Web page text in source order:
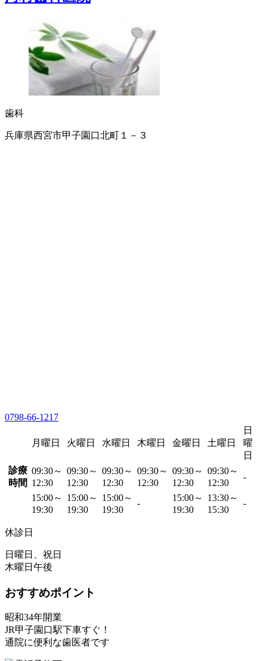
歯科
兵庫県西宮市甲子園口北町１－３
0798-66-1217
月曜日 火曜日 水曜日 木曜日 金曜日 土曜日
日
曜
日
診療
時間
09:30～
12:30
09:30～
12:30
09:30～
12:30
09:30～
12:30
09:30～
12:30
09:30～
12:30
-
15:00～
19:30
15:00～
19:30
15:00～
19:30
-
15:00～
19:30
13:30～
15:30
-
休診日
日曜日、祝日
木曜日午後
おすすめポイント
昭和34年開業
JR甲子園口駅下車すぐ！
通院に便利な歯医者です